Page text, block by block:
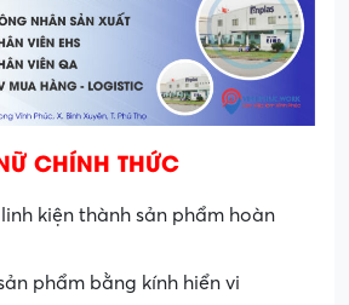
CHÍNH THỨC
kiện thành sản phẩm hoàn
phẩm bằng kính hiển vi